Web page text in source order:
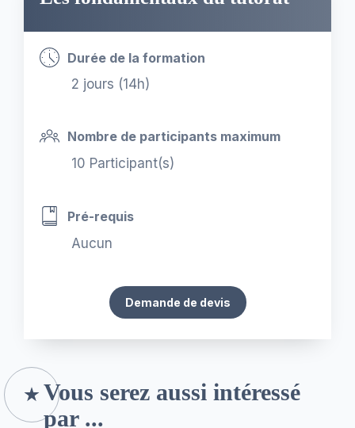
Durée de la formation
2 jours (14h)
Nombre de participants maximum
10 Participant(s)
Pré-requis
Aucun
Demande de devis
Vous serez aussi intéressé
par ...